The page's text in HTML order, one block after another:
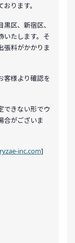
ります。
区、新宿区、
いたします。そ
張料がかかりま
客様より確認を
できない形でウ
合がございま
inc.com]